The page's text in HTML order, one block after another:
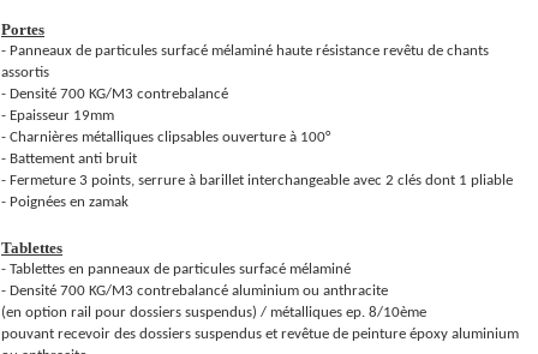
Portes
- Panneaux de particules surfacé mélaminé haute résistance revêtu de chants
assortis
- Densité 700 KG/M3 contrebalancé
- Epaisseur 19mm
- Charnières métalliques clipsables ouverture à 100°
- Battement anti bruit
- Fermeture 3 points, serrure à barillet interchangeable avec 2 clés dont 1 pliable
- Poignées en zamak
Tablettes
- Tablettes en panneaux de particules surfacé mélaminé
- Densité 700 KG/M3 contrebalancé aluminium ou anthracite
(en option rail pour dossiers suspendus) / métalliques ep. 8/10ème
pouvant recevoir des dossiers suspendus et revêtue de peinture époxy aluminium